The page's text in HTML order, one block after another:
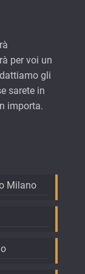
per voi un
gli
sarete in
importa.
Milano